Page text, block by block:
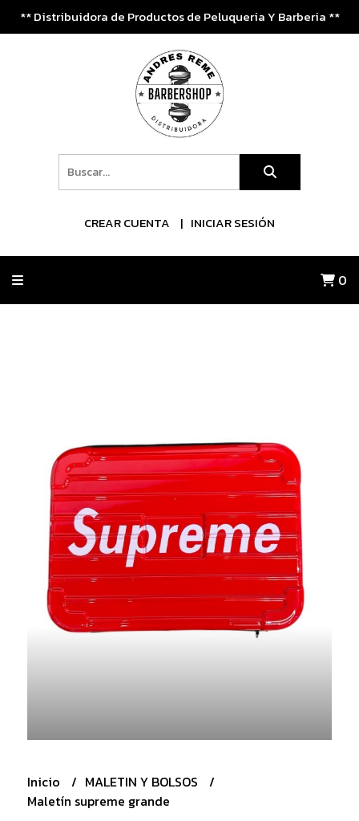
** Distribuidora de Productos de Peluqueria Y Barberia **
CREAR CUENTA INICIAR SESIÓN
0
Inicio
MALETIN Y BOLSOS
Maletín supreme grande